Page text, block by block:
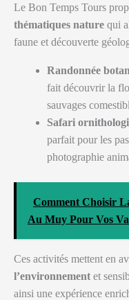
Le Bon Temps Tours
thématiques nature qui
faune et découverte
Randonnée
fait découvrir la
sauvages
Safari
parfait pour les
photographie
Comment Choisir
Au Muy Pour Vos
Ces activités mettent en
l’environnement et
ainsi une expérience